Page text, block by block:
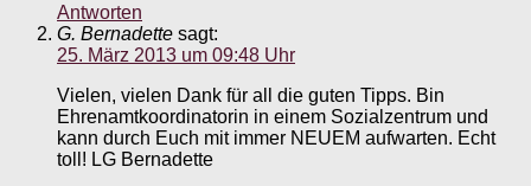
Antworten
G. Bernadette sagt:
25. März 2013 um 09:48 Uhr
Vielen, vielen Dank für all die guten Tipps. Bin
Ehrenamtkoordinatorin in einem Sozialzentrum und
kann durch Euch mit immer NEUEM aufwarten. Echt
toll! LG Bernadette